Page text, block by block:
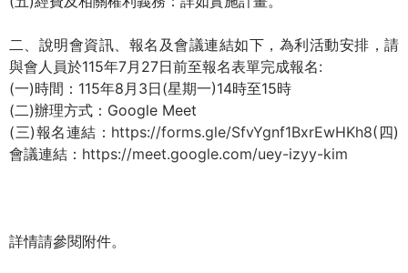
際
格。
培
養
具
國
際
的
二、說明會資訊、報名及會議連結如下，為利活動安排，請
與會人員於115年7月27日前至報名表單完成報名:
(一)時間：115年8月3日(星期一)14時至15時
(二)辦理方式：Google Meet
(三)報名連結： https://forms.gle/SfvYgnf1BxrEwHKh8(四)
會議連結： https://meet.google.com/uey-izyy-kim
詳情請參閱附件。